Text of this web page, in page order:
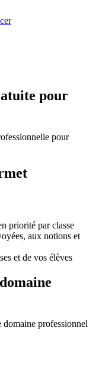
pour
pour
priorité par classe
aux notions et
et de vos élèves
professionnel